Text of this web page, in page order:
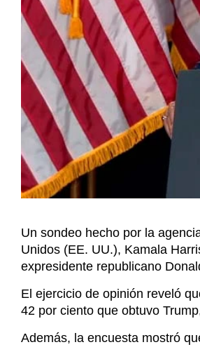
Un sondeo hecho por la
Unidos (EE. UU.), Kamala
expresidente republicano
El ejercicio de opinión reveló
Además, la encuesta mostró
años, es "mentalmente aguda
lo mismo de Trump, de 78
quien decidió no continuar su
para rebatir los ataques de
El sondeo se realizó por